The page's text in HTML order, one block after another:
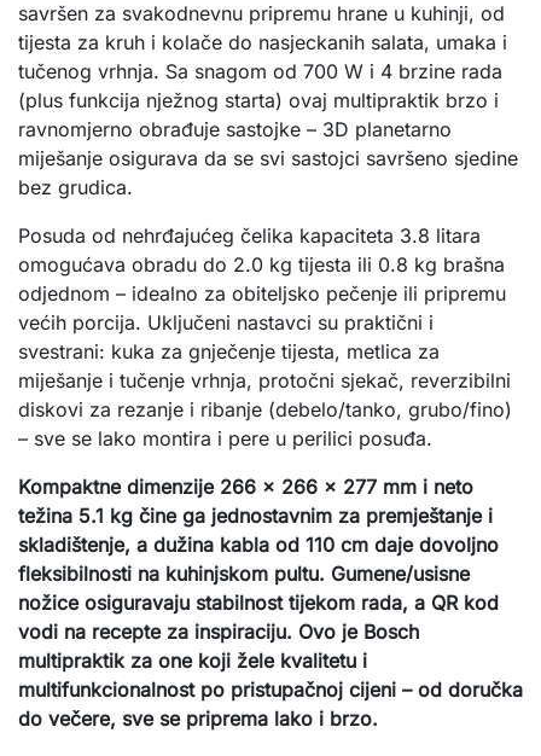
savršen za svakodnevnu pripremu hrane u kuhinji, od
tijesta za kruh i kolače do nasjeckanih salata, umaka i
tučenog vrhnja. Sa snagom od 700 W i 4 brzine rada
(plus funkcija nježnog starta) ovaj multipraktik brzo i
ravnomjerno obrađuje sastojke – 3D planetarno
miješanje osigurava da se svi sastojci savršeno sjedine
bez grudica.
Posuda od nehrđajućeg čelika kapaciteta 3.8 litara
omogućava obradu do 2.0 kg tijesta ili 0.8 kg brašna
odjednom – idealno za obiteljsko pečenje ili pripremu
većih porcija. Uključeni nastavci su praktični i
svestrani: kuka za gnječenje tijesta, metlica za
miješanje i tučenje vrhnja, protočni sjekač, reverzibilni
diskovi za rezanje i ribanje (debelo/tanko, grubo/fino)
– sve se lako montira i pere u perilici posuđa.
Kompaktne dimenzije 266 × 266 × 277 mm i neto
težina 5.1 kg čine ga jednostavnim za premještanje i
skladištenje, a dužina kabla od 110 cm daje dovoljno
fleksibilnosti na kuhinjskom pultu. Gumene/usisne
nožice osiguravaju stabilnost tijekom rada, a QR kod
vodi na recepte za inspiraciju. Ovo je Bosch
multipraktik za one koji žele kvalitetu i
multifunkcionalnost po pristupačnoj cijeni – od doručka
do večere, sve se priprema lako i brzo.